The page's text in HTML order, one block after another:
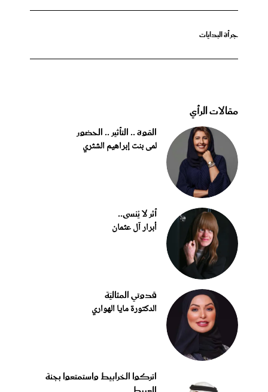
جرأة البدايات
مقالات الرأي
القوة .. التأثير .. الحضور
لمى بنت إبراهيم الشثري
أثر لا يُنسى..
أبرار آل عثمان
قدوتي المثاليّة
الدكتورة مايا الهواري
اتركوا الخرابيط واستمتعوا بجنة